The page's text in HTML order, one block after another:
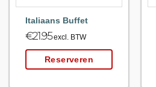
Italiaans Buffet
€21.95excl. BTW
Reserveren